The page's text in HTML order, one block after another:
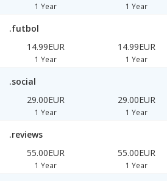
1 Year 1 Year
.futbol
14.99EUR
1 Year
14.99EUR
1 Year
.social
29.00EUR
1 Year
29.00EUR
1 Year
.reviews
55.00EUR
1 Year
55.00EUR
1 Year